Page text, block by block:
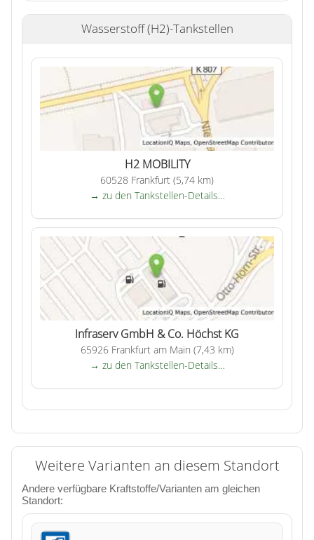
Wasserstoff (H2)-Tankstellen
H2 MOBILITY
60528 Frankfurt (5,74 km)
→ zu den Tankstellen-Details…
Infraserv GmbH & Co. Höchst KG
65926 Frankfurt am Main (7,43 km)
→ zu den Tankstellen-Details…
Weitere Varianten an diesem Standort
Andere verfügbare Kraftstoffe/Varianten am gleichen
Standort: